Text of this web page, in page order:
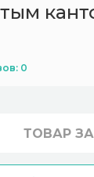
0
ТОВАР